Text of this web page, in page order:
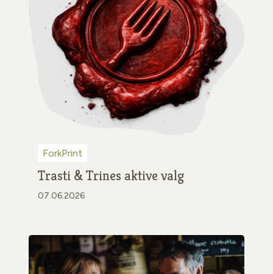
ForkPrint
Trasti & Trines aktive valg
07.06.2026